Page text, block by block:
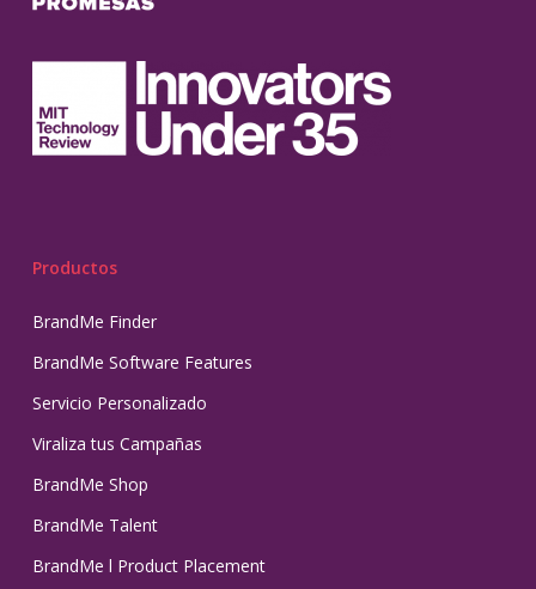
Productos
BrandMe Finder
BrandMe Software Features
Servicio Personalizado
Viraliza tus Campañas
BrandMe Shop
BrandMe Talent
BrandMe l Product Placement